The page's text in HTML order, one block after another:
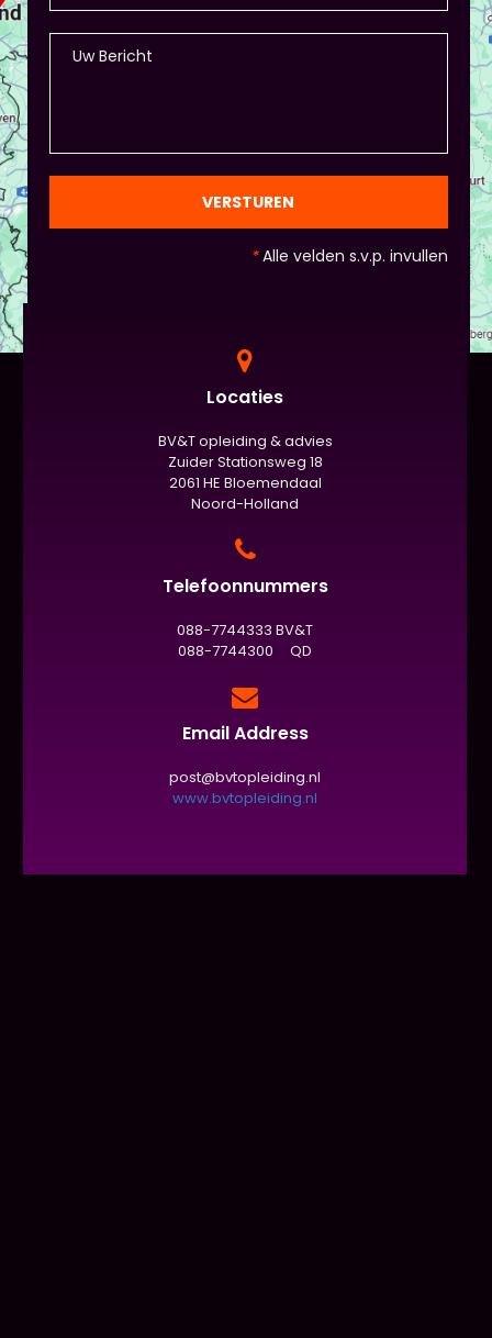
VERSTUREN
*Alle velden s.v.p. invullen
Locaties
BV&T opleiding & advies
Zuider Stationsweg 18
2061 HE Bloemendaal
Noord-Holland
Telefoonnummers
088-7744333 BV&T
088-7744300 QD
Email Address
post@bvtopleiding.nl
www.bvtopleiding.nl